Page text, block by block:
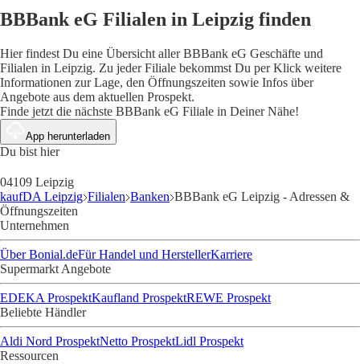
BBBank eG Filialen in Leipzig finden
Hier findest Du eine Übersicht aller BBBank eG Geschäfte und
Filialen in Leipzig. Zu jeder Filiale bekommst Du per Klick weitere
Informationen zur Lage, den Öffnungszeiten sowie Infos über
Angebote aus dem aktuellen Prospekt.
Finde jetzt die nächste BBBank eG Filiale in Deiner Nähe!
App herunterladen
Du bist hier
04109 Leipzig
kaufDA Leipzig Filialen Banken BBBank eG Leipzig - Adressen &
Öffnungszeiten
Unternehmen
Über Bonial.deFür Handel und HerstellerKarriere
Supermarkt Angebote
EDEKA ProspektKaufland ProspektREWE Prospekt
Beliebte Händler
Aldi Nord ProspektNetto ProspektLidl Prospekt
Ressourcen